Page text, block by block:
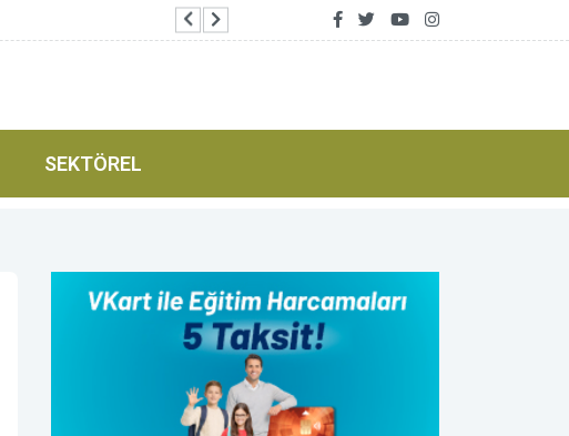
Düzce Belediye Meclisi Ağustos ayı
SEKTÖREL